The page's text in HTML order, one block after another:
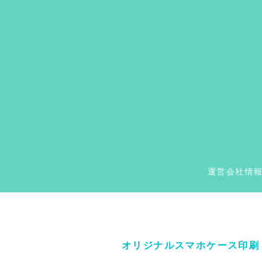
運営会社情報
オリジナルスマホケース印刷